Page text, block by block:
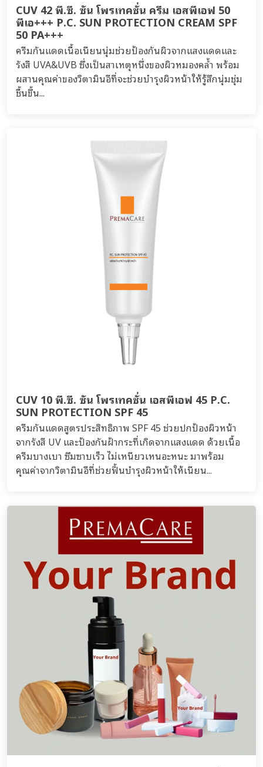
CUV 42 พี.ซี. ซัน โพรเทคชั่น ครีม เอสพีเอฟ 50
พีเอ+++ P.C. SUN PROTECTION CREAM SPF
50 PA+++
ครีมกันแดดเนื้อเนียนนุ่มช่วยป้องกันผิวจากแสงแดดและ
รังสี UVA&UVB ซึ่งเป็นสาเหตุหนึ่งของผิวหมองคล้ำ พร้อม
ผสานคุณค่าของวิตามินอีที่จะช่วยบำรุงผิวหน้าให้รู้สึกนุ่มชุ่ม
ชื้นขึ้น...
CUV 10 พี.ซี. ซัน โพรเทคชั่น เอสพีเอฟ 45 P.C.
SUN PROTECTION SPF 45
ครีมกันแดดสูตรประสิทธิภาพ SPF 45 ช่วยปกป้องผิวหน้า
จากรังสี UV และป้องกันฝ้ากระที่เกิดจากแสงแดด ด้วยเนื้อ
ครีมบางเบา ซึมซาบเร็ว ไม่เหนียวเหนอะหนะ มาพร้อม
คุณค่าจากวิตามินอีที่ช่วยฟื้นบำรุงผิวหน้าให้เนียน...